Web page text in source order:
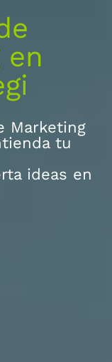
en
Marketing
tu
ideas en